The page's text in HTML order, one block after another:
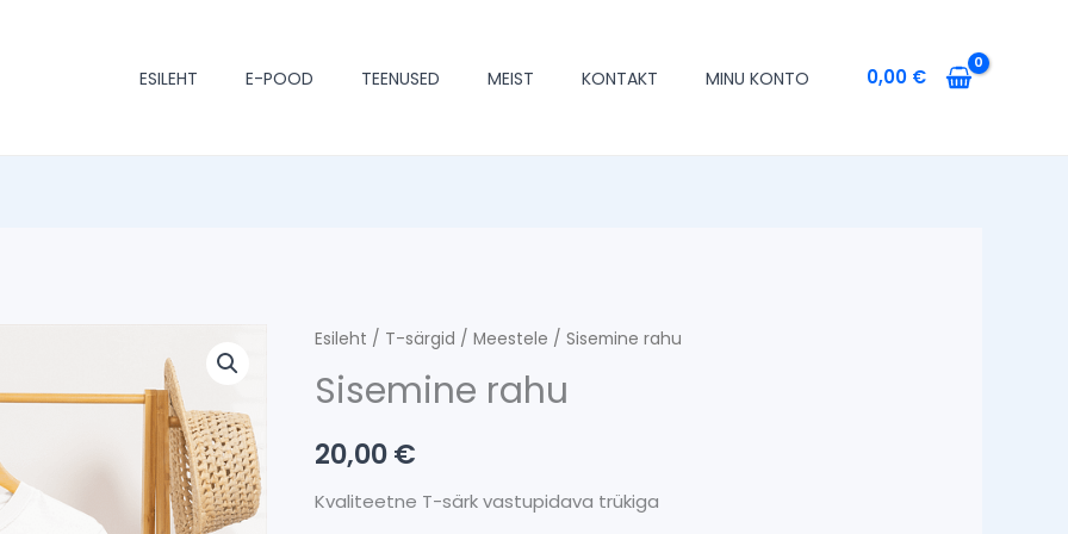
ESILEHT E-POOD TEENUSED MEIST KONTAKT MINU KONTO 0,00 €
Esileht / T-särgid / Meestele / Sisemine rahu
Sisemine rahu
20,00€
Kvaliteetne T-särk vastupidava trükiga
Sisemine
rahu
kogus